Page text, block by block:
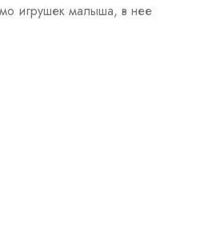
игрушек малыша, в нее